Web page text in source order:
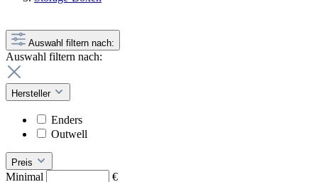
Auswahl filtern nach:
Auswahl filtern nach:
Hersteller
Enders
Outwell
Preis
Minimal
€